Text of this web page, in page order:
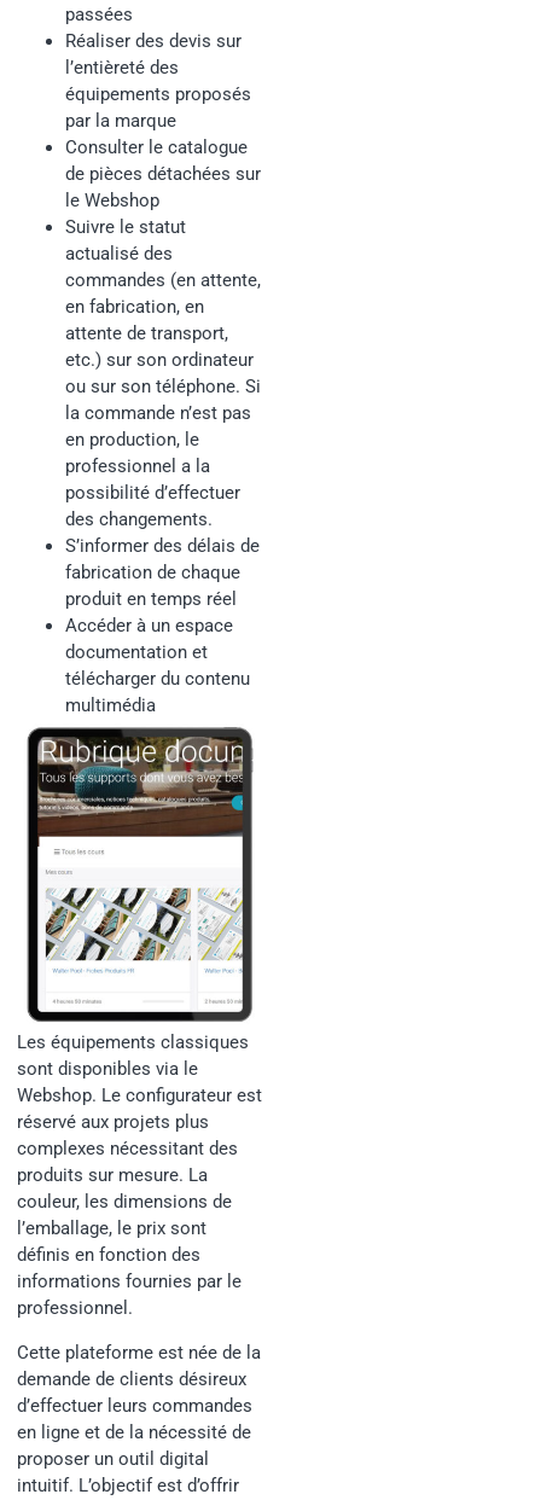
passées
Réaliser des devis sur
l’entièreté des
équipements proposés
par la marque
Consulter le catalogue
de pièces détachées sur
le Webshop
Suivre le statut
actualisé des
commandes (en attente,
en fabrication, en
attente de transport,
etc.) sur son ordinateur
ou sur son téléphone. Si
la commande n’est pas
en production, le
professionnel a la
possibilité d’effectuer
des changements.
S’informer des délais de
fabrication de chaque
produit en temps réel
Accéder à un espace
documentation et
télécharger du contenu
multimédia
Les équipements classiques
sont disponibles via le
Webshop. Le configurateur est
réservé aux projets plus
complexes nécessitant des
produits sur mesure. La
couleur, les dimensions de
l’emballage, le prix sont
définis en fonction des
informations fournies par le
professionnel.
Cette plateforme est née de la
demande de clients désireux
d’effectuer leurs commandes
en ligne et de la nécessité de
proposer un outil digital
intuitif. L’objectif est d’offrir